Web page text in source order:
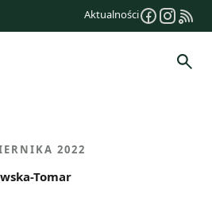
Aktualności
2022
Tomar